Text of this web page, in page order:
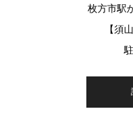
枚方市駅
【須